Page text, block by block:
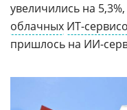
увеличились на
облачных ИТ-
пришлось на ИИ-